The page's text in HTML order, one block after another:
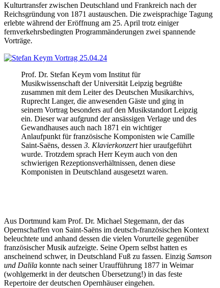
Kulturtransfer zwischen Deutschland und Frankreich nach der
Reichsgründung von 1871 austauschen. Die zweisprachige Tagung
erlebte während der Eröffnung am 25. April trotz einiger
fernverkehrsbedingten Programmänderungen zwei spannende
Vorträge.
Prof. Dr. Stefan Keym vom Institut für
Musikwissenschaft der Universität Leipzig begrüßte
zusammen mit dem Leiter des Deutschen Musikarchivs,
Ruprecht Langer, die anwesenden Gäste und ging in
seinem Vortrag besonders auf den Musikstandort Leipzig
ein. Dieser war aufgrund der ansässigen Verlage und des
Gewandhauses auch nach 1871 ein wichtiger
Anlaufpunkt für französische Komponisten wie Camille
Saint-Saëns, dessen 3. Klavierkonzerthier uraufgeführt
wurde. Trotzdem sprach Herr Keym auch von den
schwierigen Rezeptionsverhältnissen, denen diese
Komponisten in Deutschland ausgesetzt waren.
Aus Dortmund kam Prof. Dr. Michael Stegemann, der das
Opernschaffen von Saint-Saëns im deutsch-französischen Kontext
beleuchtete und anhand dessen die vielen Vorurteile gegenüber
französischer Musik aufzeigte. Seine Opern selbst hatten es
anscheinend schwer, in Deutschland Fuß zu fassen. Einzig Samson
und Dalila konnte nach seiner Uraufführung 1877 in Weimar
(wohlgemerkt in der deutschen Übersetzung!) in das feste
Repertoire der deutschen Opernhäuser eingehen.